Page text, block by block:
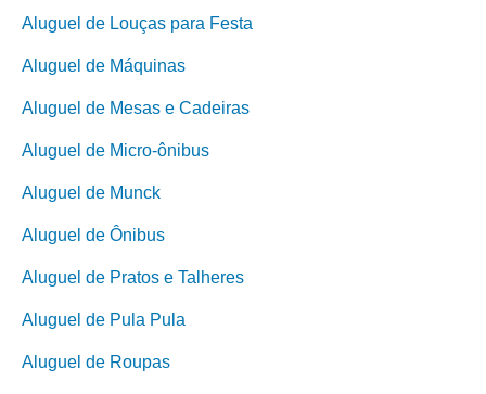
Aluguel de Louças para Festa
Aluguel de Máquinas
Aluguel de Mesas e Cadeiras
Aluguel de Micro-ônibus
Aluguel de Munck
Aluguel de Ônibus
Aluguel de Pratos e Talheres
Aluguel de Pula Pula
Aluguel de Roupas